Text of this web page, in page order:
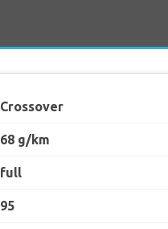
Crossover
68 g/km
full
95